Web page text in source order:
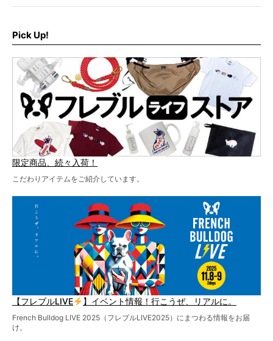
ど、内容盛りだくさんでお送りしていますので、最後まで
お見逃しなく！
Pick Up!
限定商品、続々入荷！
こだわりアイテムをご紹介しています。
【フレブルLIVE 】イベント情報！行こうぜ、リアルに。
French Bulldog LIVE 2025（フレブルLIVE2025）にまつわる情報をお届
け。